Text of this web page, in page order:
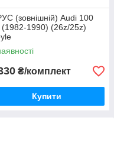
(зовнішній) Audi 100
(1982-1990) (26z/25z)
₴/комплект
Купити